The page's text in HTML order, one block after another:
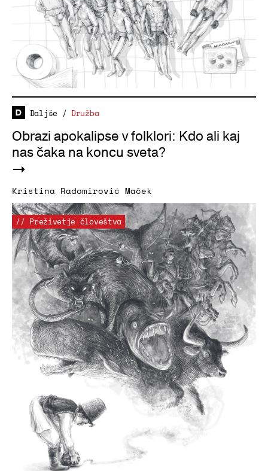
Daljše / Družba
Obrazi apokalipse v folklori: Kdo ali kaj
nas čaka na koncu sveta?
Kristina Radomirović Maček
// Preživetje človeštva